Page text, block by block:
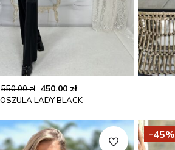
550.00zł Pierwotna
cena
550.00 zł.
450.00 złAktualna
cena
450.00 zł.
LADY BLACK
-45%